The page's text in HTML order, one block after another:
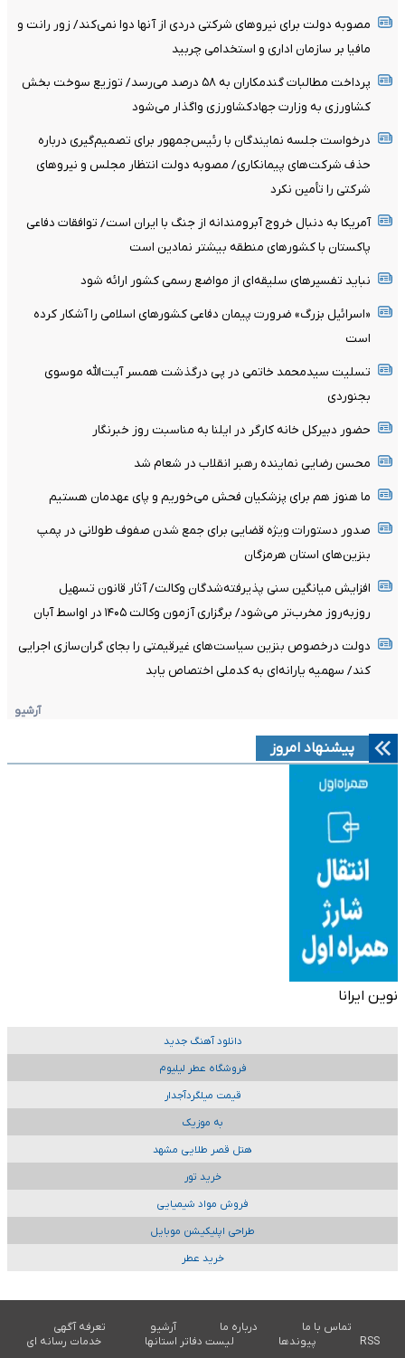
مصوبه دولت برای نیروهای شرکتی دردی از آنها دوا نمی‌کند/ زور رانت و
مافیا بر سازمان اداری و استخدامی چربید
پرداخت مطالبات گندمکاران به ۵۸ درصد می‌رسد/ توزیع سوخت بخش
کشاورزی به وزارت جهادکشاورزی واگذار می‌شود
درخواست جلسه نمایندگان با رئیس‌جمهور برای تصمیم‌گیری درباره
حذف شرکت‌های پیمانکاری/ مصوبه دولت انتظار مجلس و نیروهای
شرکتی را تأمین نکرد
آمریکا به دنبال خروج آبرومندانه از جنگ با ایران است/ توافقات دفاعی
پاکستان با کشورهای منطقه بیشتر نمادین است
نباید تفسیرهای سلیقه‌ای از مواضع رسمی کشور ارائه شود
«اسرائیل بزرگ» ضرورت پیمان دفاعی کشورهای اسلامی را آشکار کرده
است
تسلیت سیدمحمد خاتمی در پی درگذشت همسر آیت‌الله موسوی
بجنوردی
حضور دبیرکل خانه کارگر در ایلنا به مناسبت روز خبرنگار
محسن رضایی نماینده رهبر انقلاب در شعام شد
ما هنوز هم برای پزشکیان فحش می‌خوریم و پای عهدمان هستیم
صدور دستورات ویژه قضایی برای جمع شدن صفوف طولانی در پمپ
بنزین‌های استان هرمزگان
افزایش میانگین سنی پذیرفته‌شدگان وکالت/ آثار قانون تسهیل
روزبه‌روز مخرب‌تر می‌شود/ برگزاری آزمون وکالت ۱۴۰۵ در اواسط آبان
دولت درخصوص بنزین سیاست‌های غیرقیمتی را بجای گران‌سازی اجرایی
کند/ سهمیه یارانه‌ای به کدملی اختصاص یابد
آرشیو
پیشنهاد امروز
نوین ایرانا
دانلود آهنگ جدید
فروشگاه عطر لیلیوم
قیمت میلگردآجدار
به موزیک
هتل قصر طلایی مشهد
خرید تور
فروش مواد شیمیایی
طراحی اپلیکیشن موبایل
خرید عطر
تماس با ما درباره ما آرشیو
تعرفه آگهی
RSS
پیوندها لیست دفاتر استانها خدمات رسانه ای